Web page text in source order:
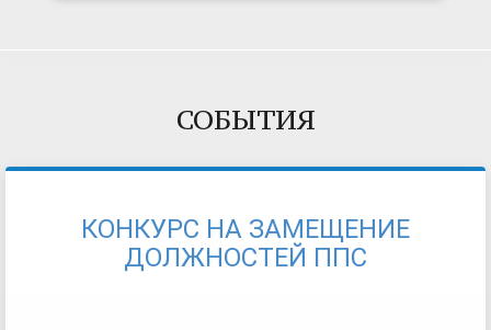
СОБЫТИЯ
КОНКУРС НА ЗАМЕЩЕНИЕ
ДОЛЖНОСТЕЙ ППС